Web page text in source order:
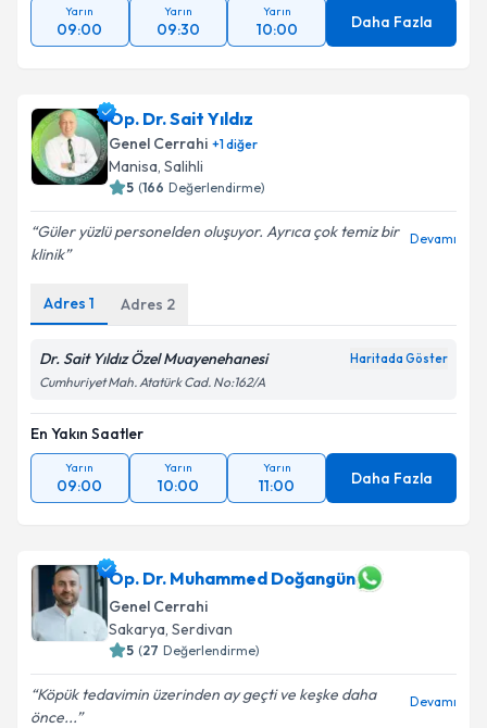
Yarın
09:00
Yarın
09:30
Yarın
10:00 Daha Fazla
Op. Dr. Sait Yıldız
Genel Cerrahi +1diğer
Manisa, Salihli
5 (166 Değerlendirme)
Güler yüzlü personelden oluşuyor. Ayrıca çok temiz bir
klinik
Devamı
Adres 1 Adres 2
Dr. Sait Yıldız Özel Muayenehanesi Haritada Göster
Cumhuriyet Mah. Atatürk Cad. No:162/A
En Yakın Saatler
Yarın
09:00
Yarın
10:00
Yarın
11:00 Daha Fazla
Op. Dr. Muhammed Doğangün
Genel Cerrahi
Sakarya, Serdivan
5 (27 Değerlendirme)
Köpük tedavimin üzerinden ay geçti ve keşke daha
önce...
Devamı